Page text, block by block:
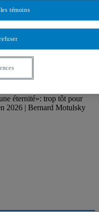
éternité»: trop tôt pour
2026 | Bernard Motulsky
témoins